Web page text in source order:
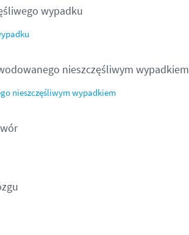
wypadku
nieszczęśliwym wypadkiem
nieszczęśliwym wypadkiem